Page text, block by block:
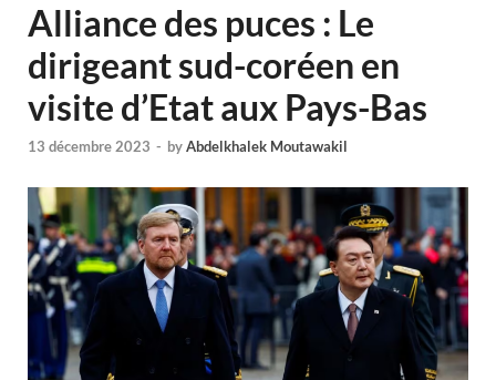
Alliance des puces : Le
dirigeant sud-coréen en
visite d’Etat aux Pays-Bas
13 décembre 2023 - byAbdelkhalek Moutawakil